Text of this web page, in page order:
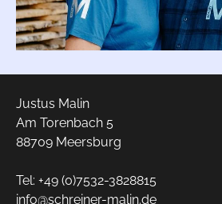
Justus Malin
Am Torenbach 5
88709 Meersburg
Tel: +49 (0)7532-3828815
info@schreiner-malin.de